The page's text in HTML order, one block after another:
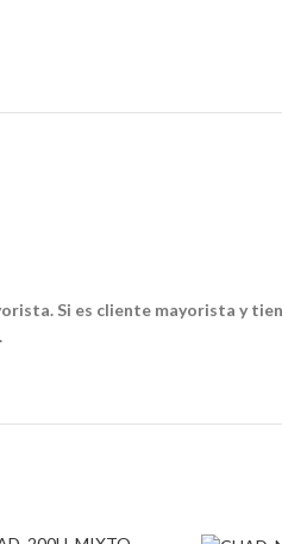
Si es cliente mayorista y